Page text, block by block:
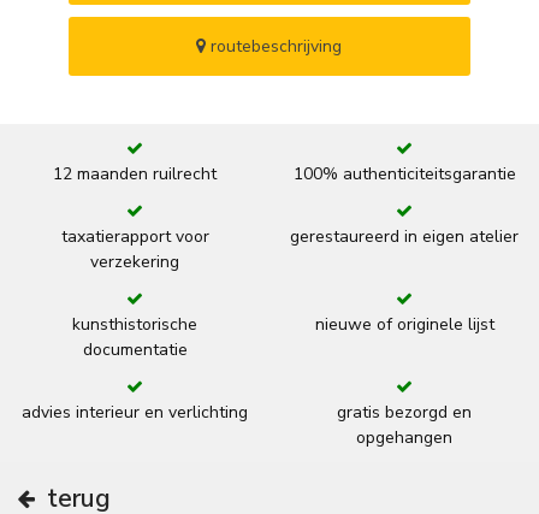
routebeschrijving
12 maanden ruilrecht 100% authenticiteitsgarantie
taxatierapport voor
verzekering
gerestaureerd in eigen atelier
kunsthistorische
documentatie
nieuwe of originele lijst
advies interieur en verlichting
gratis bezorgd en
opgehangen
terug